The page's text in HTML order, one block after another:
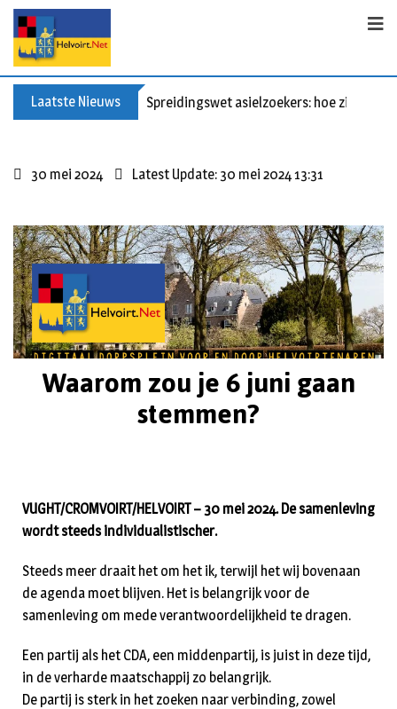
Laatste Nieuws Spreidingswet asielzoekers: hoe zit dat?
30 mei 2024 Latest Update: 30 mei 2024 13:31
Waarom zou je 6 juni gaan
stemmen?
VUGHT/CROMVOIRT/HELVOIRT – 30 mei 2024. De samenleving
wordt steeds individualistischer.
Steeds meer draait het om het ik, terwijl het wij bovenaan
de agenda moet blijven. Het is belangrijk voor de
samenleving om mede verantwoordelijkheid te dragen.
Een partij als het CDA, een middenpartij, is juist in deze tijd,
in de verharde maatschappij zo belangrijk.
De partij is sterk in het zoeken naar verbinding, zowel